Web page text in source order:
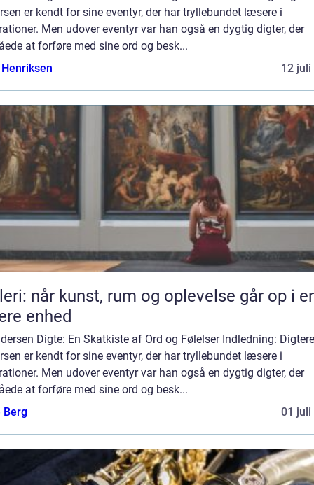
er kendt for sine eventyr, der har tryllebundet læsere i
Men udover eventyr var han også en dygtig digter, der
at forføre med sine ord og besk...
12 juli
når kunst, rum og oplevelse går op i
enhed
Digte: En Skatkiste af Ord og Følelser Indledning:
er kendt for sine eventyr, der har tryllebundet læsere i
Men udover eventyr var han også en dygtig digter, der
at forføre med sine ord og besk...
Berg
01 juli